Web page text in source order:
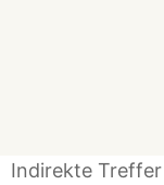
Indirekte Treffer